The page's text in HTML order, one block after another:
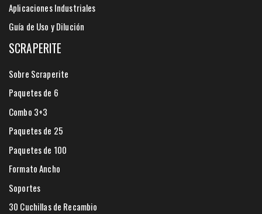
Aplicaciones Industriales
Guía de Uso y Dilución
SCRAPERITE
Sobre Scraperite
Paquetes de 6
Combo 3+3
Paquetes de 25
Paquetes de 100
Formato Ancho
Soportes
30 Cuchillas de Recambio